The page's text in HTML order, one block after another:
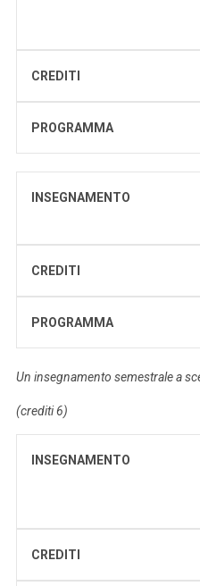
CREDITI
PROGRAMMA
INSEGNAMENTO
CREDITI
PROGRAMMA
Un insegnamento semestrale a
(crediti 6)
INSEGNAMENTO
CREDITI